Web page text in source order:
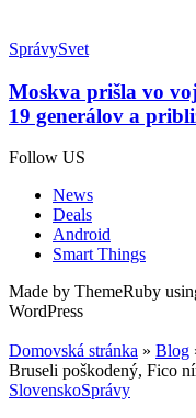
SprávySvet
Moskva prišla vo
19 generálov a
Follow US
News
Deals
Android
Smart Things
Made by ThemeRuby
WordPress
Domovská stránka » Blog
Bruseli poškodený, Fico
SlovenskoSprávy